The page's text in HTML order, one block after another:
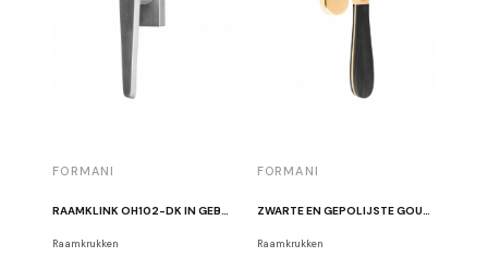
FORMANI
RAAMKLINK OH102-DK IN GEBORSTELD ROESTVRIJ STAAL
Raamkrukken
FORMANI
ZWARTE EN GEPOLIJSTE GOUDEN RAAMKRUK LAZARO ROSA-VIOLAN LZ100-DK OLNM
Raamkrukken